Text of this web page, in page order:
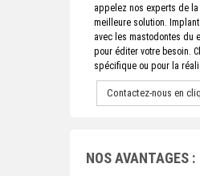
appelez nos experts de
meilleure solution.
avec les mastodontes du
pour éditer votre besoin.
spécifique ou pour la
Contactez-nous en
NOS AVANTAGES :